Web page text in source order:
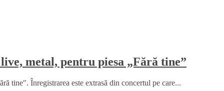
metal, pentru piesa „Fără tine”
tine". Înregistrarea este extrasă din concertul pe care...